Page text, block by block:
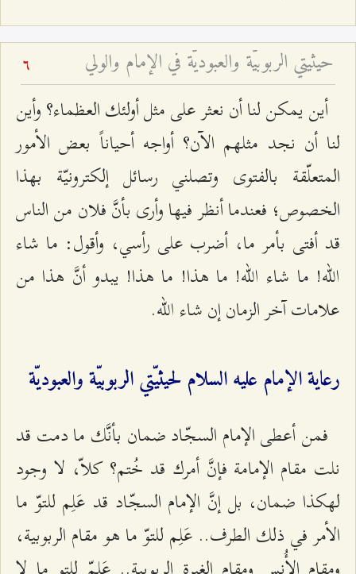
حيثيتي الربوبيّة والعبوديّة في الإمام والولي 6
أين يمكن لنا أن نعثر على مثل أولئك العظماء؟ وأين
لنا أن نجد مثلهم الآن؟ أواجه أحياناً بعض الأمور
المتعلّقة بالفتوى وتصلني رسائل إلكترونيّة بهذا
الخصوص؛ فعندما أنظر فيها وأرى بأنَّ فلان من الناس
قد أفتى بأمر ما، أضرب على رأسي، وأقول: ما شاء
الله! ما شاء الله! ما هذا! ما هذا! يبدو أنَّ هذا من
علامات آخر الزمان إن شاء الله.
رعاية الإمام عليه السلام لحيثيّتي الربوبيّة والعبوديّة
فمن أعطى الإمام السجّاد ضمان بأنَّك ما دمت قد
نلت مقام الإمامة فإنَّ أمرك قد خُتم؟ كلاّ، لا وجود
لهكذا ضمان، بل إنَّ الإمام السجّاد قد عَلِم للتوّ ما
الأمر في ذلك الطرف.. عَلِم للتوّ ما هو مقام الربوبية،